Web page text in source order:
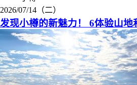
2026/07/14（二）
发现小樽的新魅力！ 6体验山地